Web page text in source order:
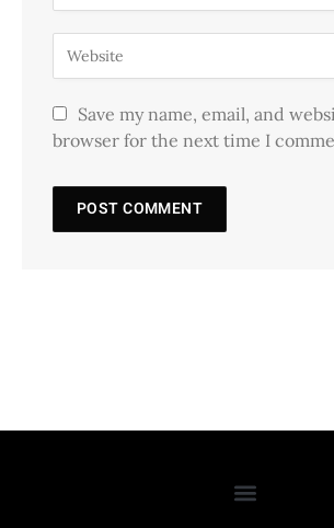
Save my name, email, and
browser for the next time I